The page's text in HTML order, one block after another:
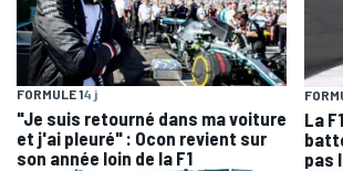
FORMULE 14 j
"Je suis retourné dans ma voiture
et j'ai pleuré" : Ocon revient sur
son année loin de la F1
La
pas